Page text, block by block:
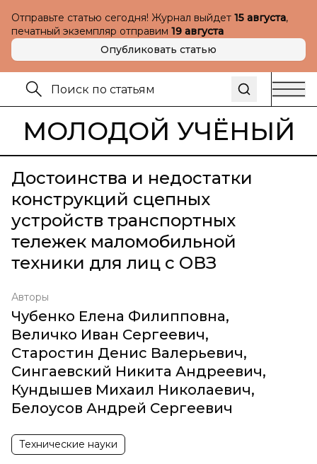
Отправьте статью сегодня! Журнал выйдет 15 августа,
печатный экземпляр отправим 19 августа
Опубликовать статью
МОЛОДОЙ УЧЁНЫЙ
Достоинства и недостатки
конструкций сцепных
устройств транспортных
тележек маломобильной
техники для лиц с ОВЗ
Авторы
Чубенко Елена Филипповна,
Величко Иван Сергеевич,
Старостин Денис Валерьевич,
Сингаевский Никита Андреевич,
Кундышев Михаил Николаевич,
Белоусов Андрей Сергеевич
Технические науки